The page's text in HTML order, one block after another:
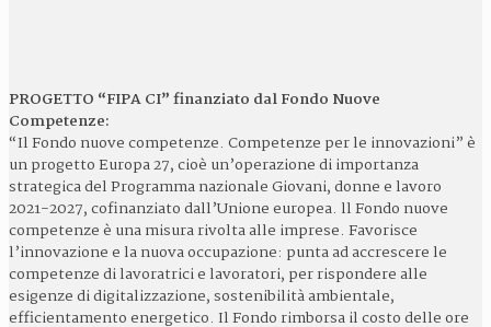
PROGETTO “FIPA CI” finanziato dal Fondo Nuove
Competenze:
“Il Fondo nuove competenze. Competenze per le innovazioni” è
un progetto Europa 27, cioè un’operazione di importanza
strategica del Programma nazionale Giovani, donne e lavoro
2021-2027, cofinanziato dall’Unione europea. ll Fondo nuove
competenze è una misura rivolta alle imprese. Favorisce
l’innovazione e la nuova occupazione: punta ad accrescere le
competenze di lavoratrici e lavoratori, per rispondere alle
esigenze di digitalizzazione, sostenibilità ambientale,
efficientamento energetico. Il Fondo rimborsa il costo delle ore